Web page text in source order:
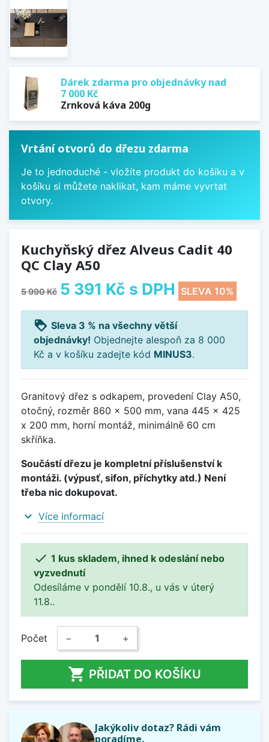
Dárek zdarma pro objednávky nad
7 000 Kč
Zrnková káva 200g
Vrtání otvorů do dřezu zdarma
Je to jednoduché - vložíte produkt do košíku a v
košíku si můžete naklikat, kam máme vyvrtat
otvory.
Kuchyňský dřez Alveus Cadit 40
QC Clay A50
5 990 Kč 5 391 Kč s DPH SLEVA 10%
loyalty Sleva 3 % na všechny větší
objednávky! Objednejte alespoň za 8 000
Kč a v košíku zadejte kód MINUS3.
Granitový dřez s odkapem, provedení Clay A50,
otočný, rozměr 860 x 500 mm, vana 445 x 425
x 200 mm, horní montáž, minimálně 60 cm
skříňka.
Součástí dřezu je kompletní příslušenství k
montáži. (výpusť, sifon, příchytky atd.) Není
třeba nic dokupovat.
expand_more Více informací
 1 kus skladem, ihned k odeslání nebo
vyzvednutí
Odesíláme v pondělí 10.8., u vás v úterý
11.8..
Počet − +
 PŘIDAT DO KOŠÍKU
Jakýkoliv dotaz? Rádi vám
poradíme.